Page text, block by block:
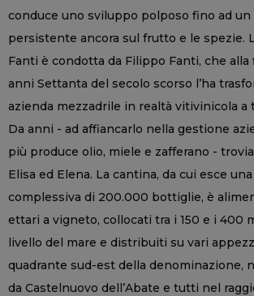
conduce uno sviluppo polposo fino ad un
persistente ancora sul frutto e le spezie.
Fanti è condotta da Filippo Fanti, che alla
anni Settanta del secolo scorso l’ha
azienda mezzadrile in realtà vitivinicola a
Da anni - ad affiancarlo nella gestione
più produce olio, miele e zafferano -
Elisa ed Elena. La cantina, da cui esce
complessiva di 200.000 bottiglie, è
ettari a vigneto, collocati tra i 150 e i 400
livello del mare e distribuiti su vari
quadrante sud-est della denominazione,
da Castelnuovo dell’Abate e tutti nel